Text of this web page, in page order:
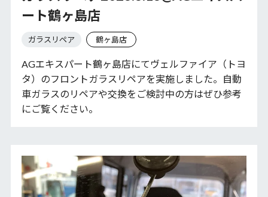
ート鶴ヶ島店
ガラスリペア 鶴ヶ島店
AGエキスパート鶴ヶ島店にてヴェルファイア（トヨ
タ）のフロントガラスリペアを実施しました。自動
車ガラスのリペアや交換をご検討中の方はぜひ参考
にご覧ください。